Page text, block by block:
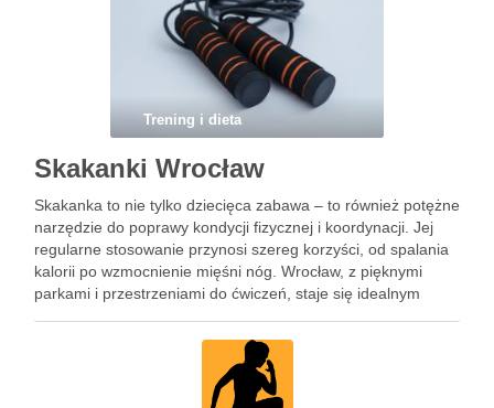
Trening i dieta
Skakanki Wrocław
Skakanka to nie tylko dziecięca zabawa – to również potężne
narzędzie do poprawy kondycji fizycznej i koordynacji. Jej
regularne stosowanie przynosi szereg korzyści, od spalania
kalorii po wzmocnienie mięśni nóg. Wrocław, z pięknymi
parkami i przestrzeniami do ćwiczeń, staje się idealnym